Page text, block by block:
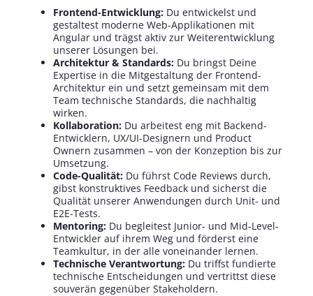
Frontend-Entwicklung: Du entwickelst und
gestaltest moderne Web-Applikationen mit
Angular und trägst aktiv zur Weiterentwicklung
unserer Lösungen bei.
Architektur & Standards: Du bringst Deine
Expertise in die Mitgestaltung der Frontend-
Architektur ein und setzt gemeinsam mit dem
Team technische Standards, die nachhaltig
wirken.
Kollaboration: Du arbeitest eng mit Backend-
Entwicklern, UX/UI-Designern und Product
Ownern zusammen – von der Konzeption bis zur
Umsetzung.
Code-Qualität: Du führst Code Reviews durch,
gibst konstruktives Feedback und sicherst die
Qualität unserer Anwendungen durch Unit- und
E2E-Tests.
Mentoring: Du begleitest Junior- und Mid-Level-
Entwickler auf ihrem Weg und förderst eine
Teamkultur, in der alle voneinander lernen.
Technische Verantwortung: Du triffst fundierte
technische Entscheidungen und vertrittst diese
souverän gegenüber Stakeholdern.